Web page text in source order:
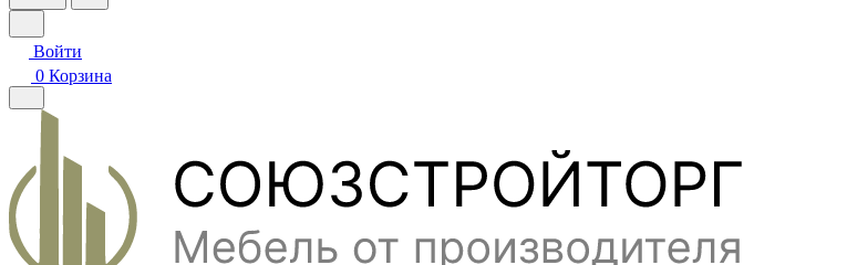
Войти
0 Корзина